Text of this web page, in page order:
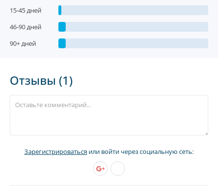
15-45 дней
46-90 дней
90+ дней
Отзывы (1)
Зарегистрироваться или войти через социальную сеть: